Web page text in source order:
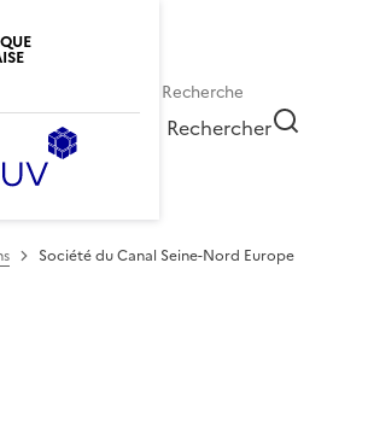
Rechercher
Société du Canal Seine-Nord Europe